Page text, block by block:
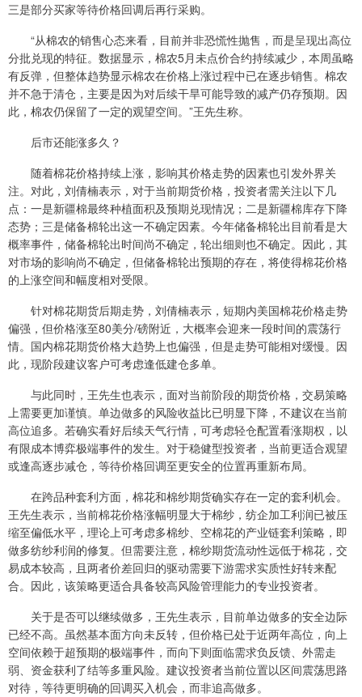
三是部分买家等待价格回调后再行采购。
“从棉农的销售心态来看，目前并非恐慌性抛售，而是呈现出高位
分批兑现的特征。数据显示，棉农5月未点价合约持续减少，本周虽略
有反弹，但整体趋势显示棉农在价格上涨过程中已在逐步销售。棉农
并不急于清仓，主要是因为对后续干旱可能导致的减产仍存预期。因
此，棉农仍保留了一定的观望空间。”王先生称。
后市还能涨多久？
随着棉花价格持续上涨，影响其价格走势的因素也引发外界关
注。对此，刘倩楠表示，对于当前期货价格，投资者需关注以下几
点：一是新疆棉最终种植面积及预期兑现情况；二是新疆棉库存下降
态势；三是储备棉轮出这一不确定因素。今年储备棉轮出目前看是大
概率事件，储备棉轮出时间尚不确定，轮出细则也不确定。因此，其
对市场的影响尚不确定，但储备棉轮出预期的存在，将使得棉花价格
的上涨空间和幅度相对受限。
针对棉花期货后期走势，刘倩楠表示，短期内美国棉花价格走势
偏强，但价格涨至80美分/磅附近，大概率会迎来一段时间的震荡行
情。国内棉花期货价格大趋势上也偏强，但是走势可能相对缓慢。因
此，现阶段建议客户可考虑逢低建仓多单。
与此同时，王先生也表示，面对当前阶段的期货价格，交易策略
上需要更加谨慎。单边做多的风险收益比已明显下降，不建议在当前
高位追多。若确实看好后续天气行情，可考虑轻仓配置看涨期权，以
有限成本博弈极端事件的发生。对于稳健型投资者，当前更适合观望
或逢高逐步减仓，等待价格回调至更安全的位置再重新布局。
在跨品种套利方面，棉花和棉纱期货确实存在一定的套利机会。
王先生表示，当前棉花价格涨幅明显大于棉纱，纺企加工利润已被压
缩至偏低水平，理论上可考虑多棉纱、空棉花的产业链套利策略，即
做多纺纱利润的修复。但需要注意，棉纱期货流动性远低于棉花，交
易成本较高，且两者价差回归的驱动需要下游需求实质性好转来配
合。因此，该策略更适合具备较高风险管理能力的专业投资者。
关于是否可以继续做多，王先生表示，目前单边做多的安全边际
已经不高。虽然基本面方向未反转，但价格已处于近两年高位，向上
空间依赖于超预期的极端事件，而向下则面临需求负反馈、外需走
弱、资金获利了结等多重风险。建议投资者当前位置以区间震荡思路
对待，等待更明确的回调买入机会，而非追高做多。